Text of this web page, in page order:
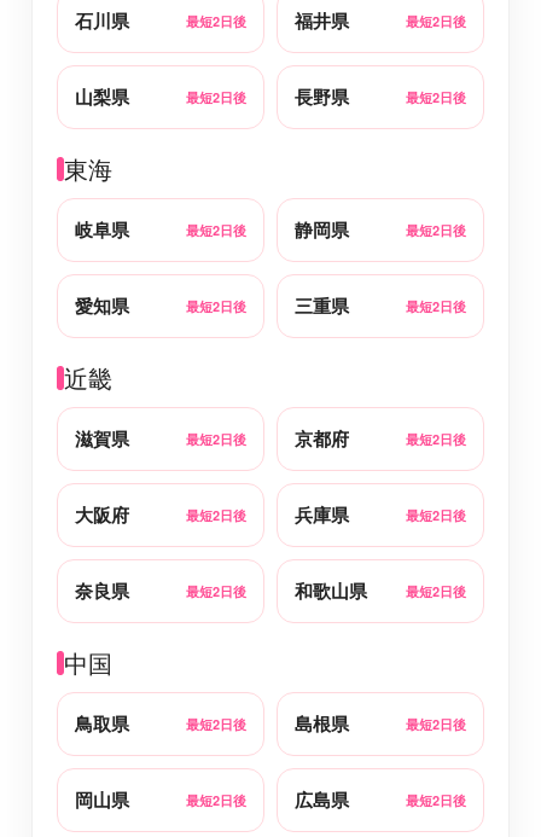
石川県 最短2日後 福井県 最短2日後
山梨県 最短2日後 長野県 最短2日後
東海
岐阜県 最短2日後 静岡県 最短2日後
愛知県 最短2日後 三重県 最短2日後
近畿
滋賀県 最短2日後 京都府 最短2日後
大阪府 最短2日後 兵庫県 最短2日後
奈良県 最短2日後 和歌山県 最短2日後
中国
鳥取県 最短2日後 島根県 最短2日後
岡山県 最短2日後 広島県 最短2日後